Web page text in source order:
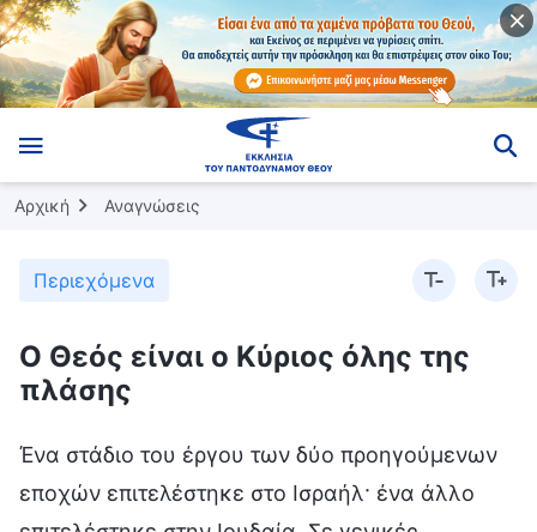
Αρχική Αναγνώσεις
Περιεχόμενα
Ο Θεός είναι ο Κύριος όλης της
πλάσης
Ένα στάδιο του έργου των δύο προηγούμενων
εποχών επιτελέστηκε στο Ισραήλ· ένα άλλο